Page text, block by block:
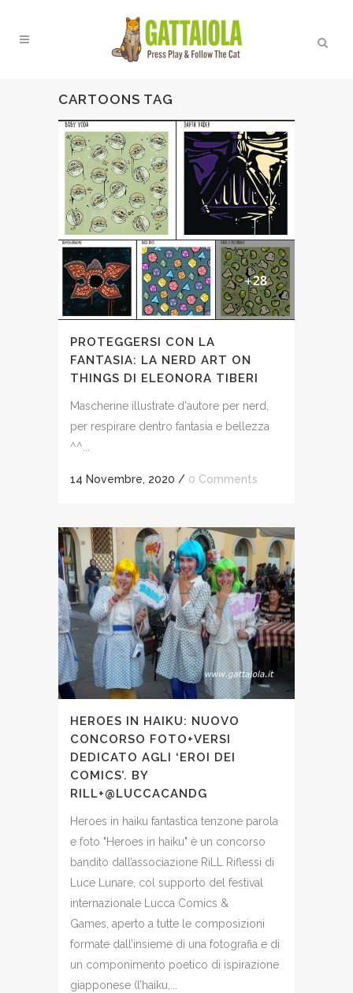
CARTOONS TAG
PROTEGGERSI CON LA
FANTASIA: LA NERD ART ON
THINGS DI ELEONORA TIBERI
Mascherine illustrate d'autore per nerd,
per respirare dentro fantasia e bellezza
^^...
14 Novembre, 2020 / 0 Comments
HEROES IN HAIKU: NUOVO
CONCORSO FOTO+VERSI
DEDICATO AGLI ‘EROI DEI
COMICS’. BY
RILL+@LUCCACANDG
Heroes in haiku fantastica tenzone parola
e foto "Heroes in haiku" è un concorso
bandito dall’associazione RiLL Riflessi di
Luce Lunare, col supporto del festival
internazionale Lucca Comics &
Games, aperto a tutte le composizioni
formate dall’insieme di una fotografia e di
un componimento poetico di ispirazione
giapponese (l’haiku,...